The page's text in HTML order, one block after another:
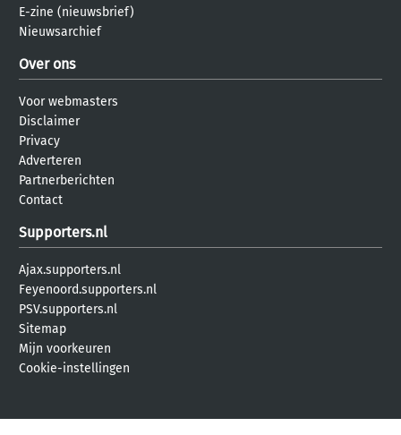
E-zine (nieuwsbrief)
Nieuwsarchief
Over ons
Voor webmasters
Disclaimer
Privacy
Adverteren
Partnerberichten
Contact
Supporters.nl
Ajax.supporters.nl
Feyenoord.supporters.nl
PSV.supporters.nl
Sitemap
Mijn voorkeuren
Cookie-instellingen